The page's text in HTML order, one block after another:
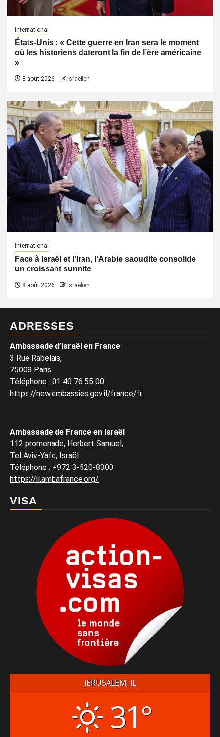
International
États-Unis : « Cette guerre en Iran sera le moment
où les historiens dateront la fin de l’ère américaine
»
8 août 2026 Israëlien
International
Face à Israël et l’Iran, l’Arabie saoudite consolide
un croissant sunnite
8 août 2026 Israëlien
ADRESSES
Ambassade d’Israël en France
3 Rue Rabelais,
75008 Paris
Téléphone : 01 40 76 55 00
https://new.embassies.gov.il/france/fr
Ambassade de France en Israël
112 promenade, Herbert Samuel,
Tel Aviv-Yafo, Israël
Téléphone : +972 3-520-8300
https://il.ambafrance.org/
VISA
JERUSALEM, IL
31°